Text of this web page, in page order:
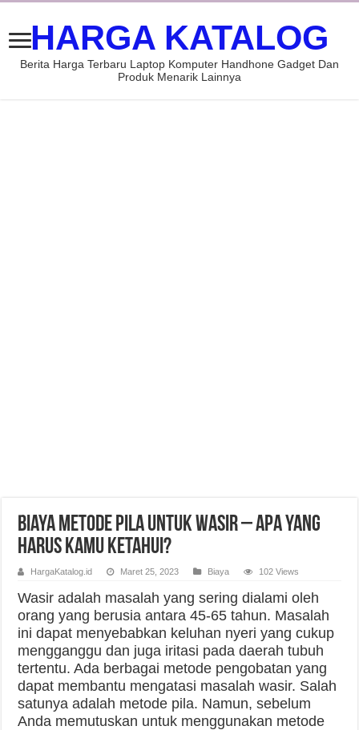
HARGA KATALOG
Berita Harga Terbaru Laptop Komputer Handhone Gadget Dan
Produk Menarik Lainnya
Biaya Metode Pila untuk Wasir – Apa yang
Harus Kamu Ketahui?
HargaKatalog.id Maret 25, 2023 Biaya 102 Views
Wasir adalah masalah yang sering dialami oleh
orang yang berusia antara 45-65 tahun. Masalah
ini dapat menyebabkan keluhan nyeri yang cukup
mengganggu dan juga iritasi pada daerah tubuh
tertentu. Ada berbagai metode pengobatan yang
dapat membantu mengatasi masalah wasir. Salah
satunya adalah metode pila. Namun, sebelum
Anda memutuskan untuk menggunakan metode